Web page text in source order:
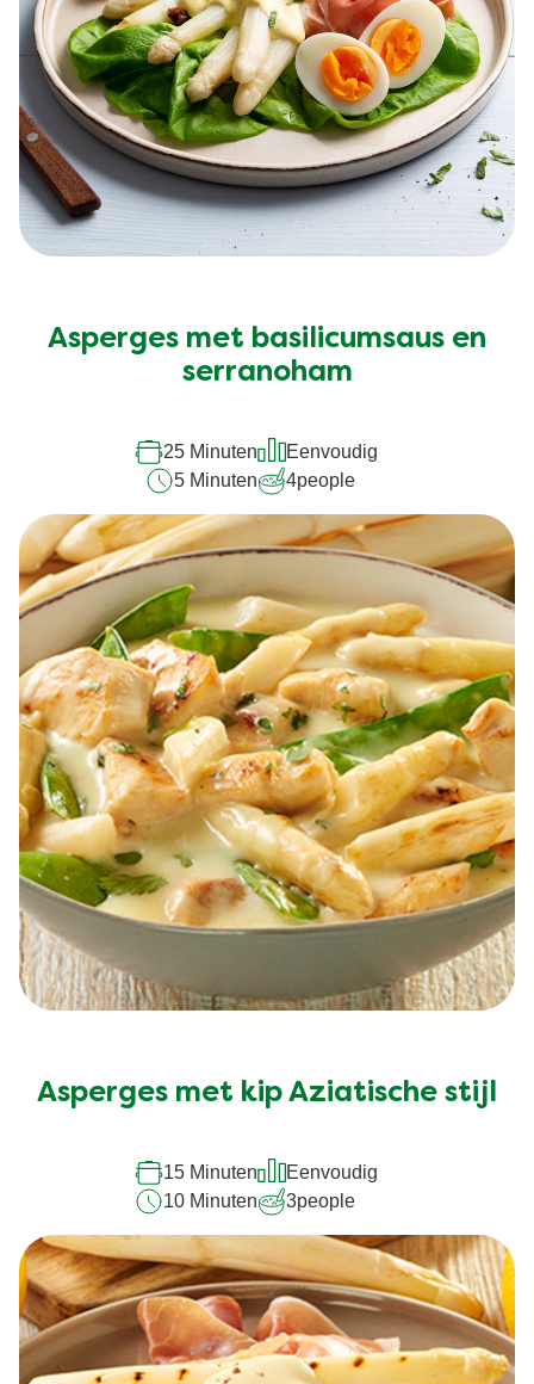
Asperges met basilicumsaus en
serranoham
25 Minuten
Eenvoudig
5 Minuten
4people
Asperges met kip Aziatische stijl
15 Minuten
Eenvoudig
10 Minuten
3people